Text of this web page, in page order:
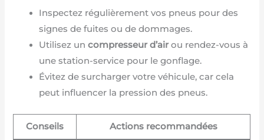
Inspectez régulièrement vos pneus pour des
signes de fuites ou de dommages.
Utilisez uncompresseur d’airou rendez-vous à
une station-service pour le gonflage.
Évitez de surcharger votre véhicule, car cela
peut influencer la pression des pneus.
Conseils Actions recommandées